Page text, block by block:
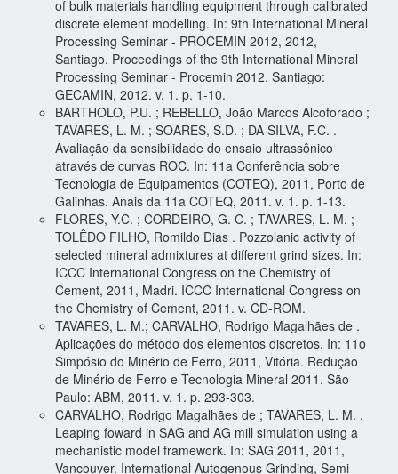
of bulk materials handling equipment through calibrated
discrete element modelling. In: 9th International Mineral
Processing Seminar - PROCEMIN 2012, 2012,
Santiago. Proceedings of the 9th International Mineral
Processing Seminar - Procemin 2012. Santiago:
GECAMIN, 2012. v. 1. p. 1-10.
BARTHOLO, P.U. ; REBELLO, João Marcos Alcoforado ;
TAVARES, L. M. ; SOARES, S.D. ; DA SILVA, F.C. .
Avaliação da sensibilidade do ensaio ultrassônico
através de curvas ROC. In: 11a Conferência sobre
Tecnologia de Equipamentos (COTEQ), 2011, Porto de
Galinhas. Anais da 11a COTEQ, 2011. v. 1. p. 1-13.
FLORES, Y.C. ; CORDEIRO, G. C. ; TAVARES, L. M. ;
TOLÊDO FILHO, Romildo Dias . Pozzolanic activity of
selected mineral admixtures at different grind sizes. In:
ICCC International Congress on the Chemistry of
Cement, 2011, Madri. ICCC International Congress on
the Chemistry of Cement, 2011. v. CD-ROM.
TAVARES, L. M.; CARVALHO, Rodrigo Magalhães de .
Aplicações do método dos elementos discretos. In: 11o
Simpósio do Minério de Ferro, 2011, Vitória. Redução
de Minério de Ferro e Tecnologia Mineral 2011. São
Paulo: ABM, 2011. v. 1. p. 293-303.
CARVALHO, Rodrigo Magalhães de ; TAVARES, L. M. .
Leaping foward in SAG and AG mill simulation using a
mechanistic model framework. In: SAG 2011, 2011,
Vancouver. International Autogenous Grinding, Semi-